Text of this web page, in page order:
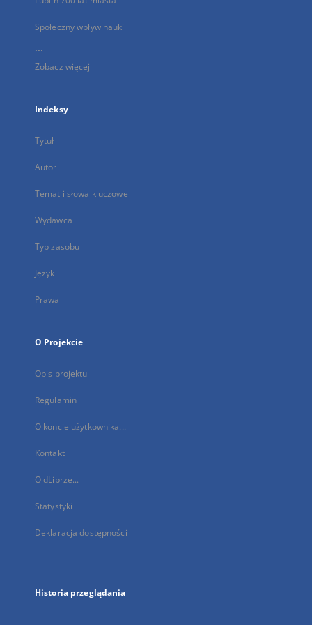
Społeczny wpływ nauki
...
Zobacz więcej
Indeksy
Tytuł
Autor
Temat i słowa kluczowe
Wydawca
Typ zasobu
Język
Prawa
O Projekcie
Opis projektu
Regulamin
O koncie użytkownika...
Kontakt
O dLibrze...
Statystyki
Deklaracja dostępności
Historia przeglądania